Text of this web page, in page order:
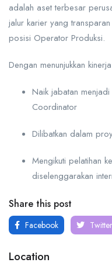
adalah aset terbesar
jalur karier yang
posisi Operator Produksi.
Dengan menunjukkan
Naik jabatan
Coordinator
Dilibatkan dalam
Mengikuti pelatihan
diselenggarakan
Share this post
Facebook Twitter
Location